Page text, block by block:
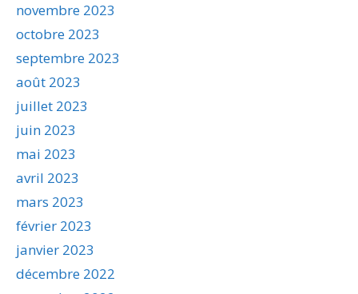
novembre 2023
octobre 2023
septembre 2023
août 2023
juillet 2023
juin 2023
mai 2023
avril 2023
mars 2023
février 2023
janvier 2023
décembre 2022